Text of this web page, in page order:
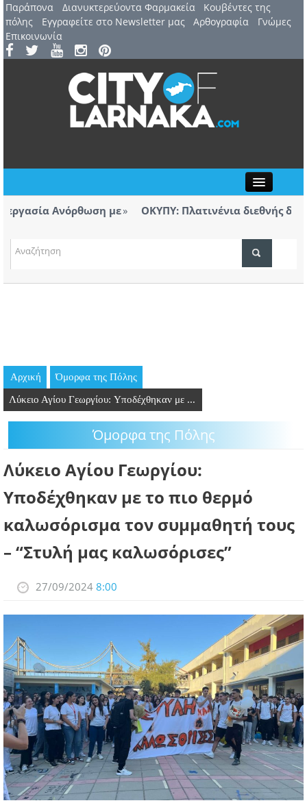
Παράπονα Διανυκτερεύοντα Φαρμακεία
Kουβέντες της
πόλης
Εγγραφείτε στο Newsletter μας Αρθογραφία
Γνώμες
Επικοινωνία
ΤΟΠΙΚΑ ΝΕΑ
ΘΕΣΕΙΣ ΕΡΓΑΣΙΑΣ
PODCAST
ΛΑΡΝΑΚΑ 2030
ΣΥΝΔΕΣΜΟΙ
ΠΕΡΙΣΣΟΤΕΡΑ
Ανόρθωση με
ΟΚΥΠΥ: Πλατινένια διεθνής
πόρισμα για την πυρκαγιά στο πεδίο
ευθύνες, αυτές θα αποδοθούν»
Αρχική Όμορφα της Πόλης
Λύκειο Αγίου Γεωργίου: Yποδέχθηκαν με ...
Όμορφα της Πόλης
Λύκειο Αγίου Γεωργίου:
Yποδέχθηκαν με το πιο θερμό
καλωσόρισμα τον συμμαθητή τους
– “Στυλή μας καλωσόρισες”
27/09/2024 8:00